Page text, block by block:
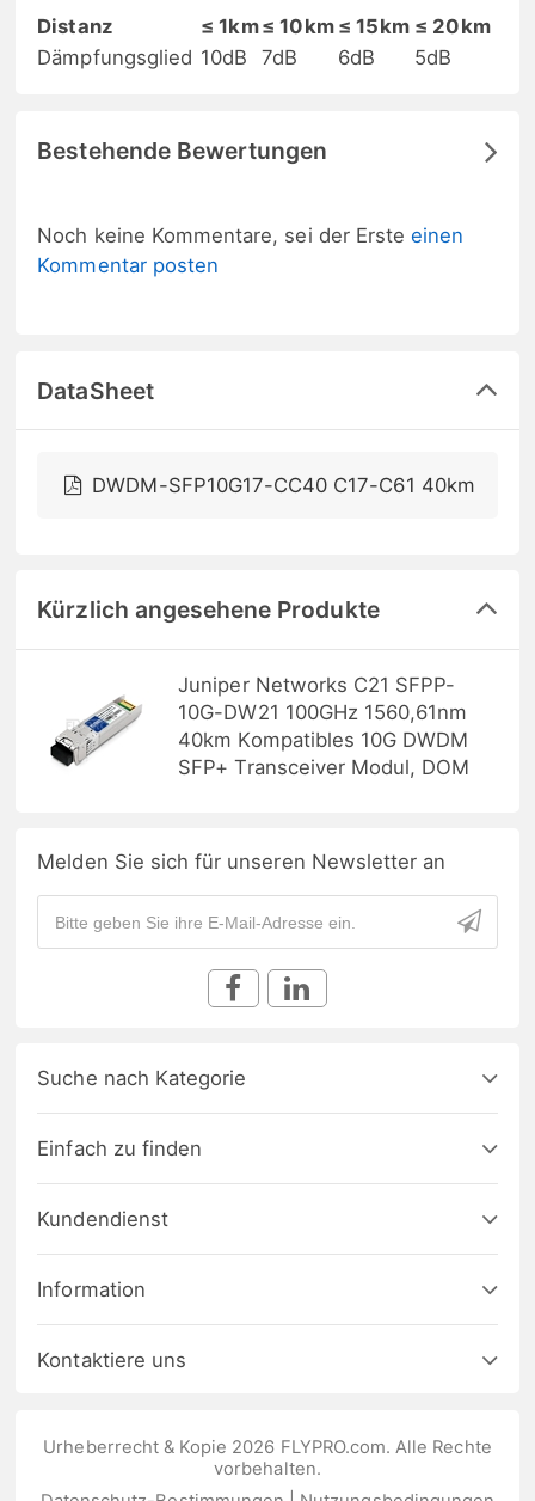
Distanz
≤ 1km≤ 10km ≤ 15km ≤ 20km
Dämpfungsglied 10dB 7dB 6dB 5dB
Bestehende Bewertungen
Noch keine Kommentare, sei der Ersteeinen
Kommentar posten
DataSheet
DWDM-SFP10G17-CC40 C17-C61 40km
Kürzlich angesehene Produkte
Juniper Networks C21 SFPP-
10G-DW21 100GHz 1560,61nm
40km Kompatibles 10G DWDM
SFP+ Transceiver Modul, DOM
Melden Sie sich für unseren Newsletter an
Suche nach Kategorie
Einfach zu finden
Kundendienst
Information
Kontaktiere uns
Urheberrecht & Kopie 2026 FLYPRO.com. Alle Rechte
vorbehalten.